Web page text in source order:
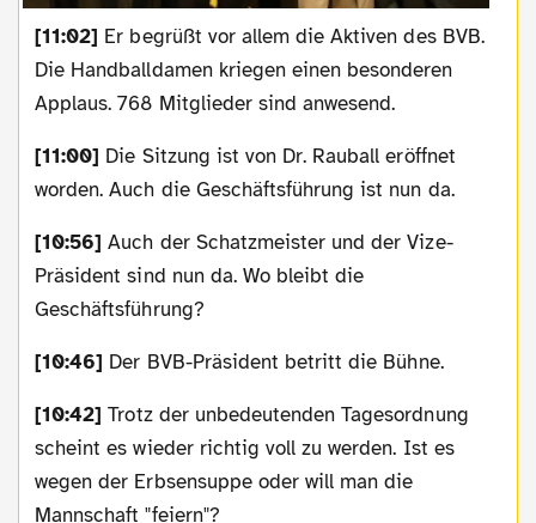
[11:02] Er begrüßt vor allem die Aktiven des BVB.
Die Handballdamen kriegen einen besonderen
Applaus. 768 Mitglieder sind anwesend.
[11:00] Die Sitzung ist von Dr. Rauball eröffnet
worden. Auch die Geschäftsführung ist nun da.
[10:56] Auch der Schatzmeister und der Vize-
Präsident sind nun da. Wo bleibt die
Geschäftsführung?
[10:46] Der BVB-Präsident betritt die Bühne.
[10:42] Trotz der unbedeutenden Tagesordnung
scheint es wieder richtig voll zu werden. Ist es
wegen der Erbsensuppe oder will man die
Mannschaft "feiern"?